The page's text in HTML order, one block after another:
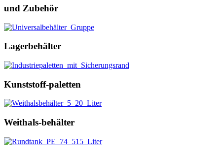
und Zubehör
Lagerbehälter
Kunststoff-paletten
Weithals-behälter